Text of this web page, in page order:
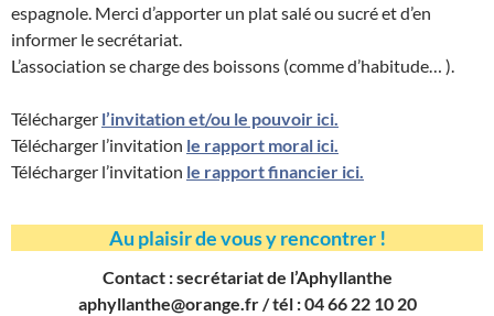
espagnole. Merci d’apporter un plat salé ou sucré et d’en
informer le secrétariat.
L’association se charge des boissons (comme d’habitude… ).
Télécharger l’invitation et/ou le pouvoir ici.
Télécharger l’invitation le rapport moral ici.
Télécharger l’invitation le rapport financier ici.
Au plaisir de vous y rencontrer !
Contact : secrétariat de l’Aphyllanthe
aphyllanthe@orange.fr / tél : 04 66 22 10 20